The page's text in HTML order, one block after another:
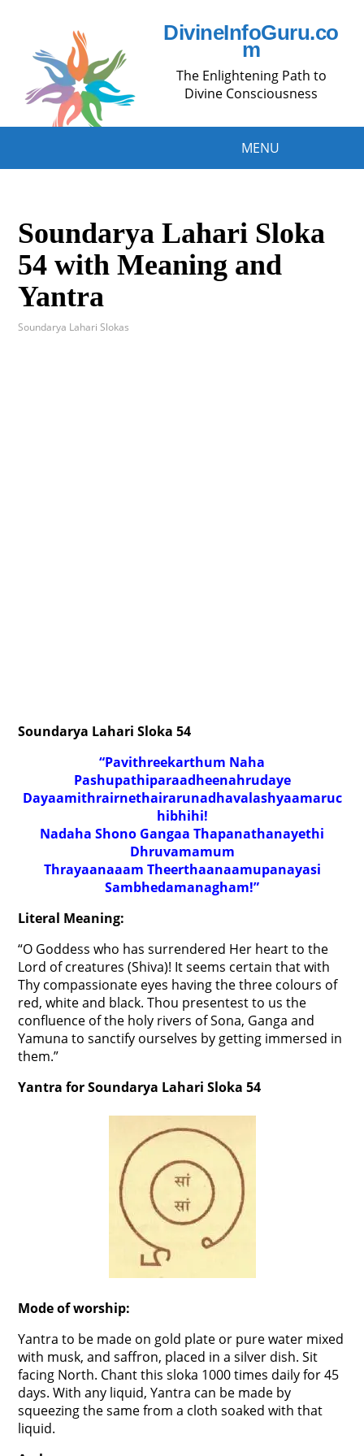
DivineInfoGuru.co
m
The Enlightening Path to
Divine Consciousness
MENU
Soundarya Lahari Sloka
54 with Meaning and
Yantra
Soundarya Lahari Slokas
Soundarya Lahari Sloka 54
“Pavithreekarthum Naha
Pashupathiparaadheenahrudaye
Dayaamithrairnethairarunadhavalashyaamaruc
hibhihi!
Nadaha Shono Gangaa Thapanathanayethi
Dhruvamamum
Thrayaanaaam Theerthaanaamupanayasi
Sambhedamanagham!”
Literal Meaning:
“O Goddess who has surrendered Her heart to the
Lord of creatures (Shiva)! It seems certain that with
Thy compassionate eyes having the three colours of
red, white and black. Thou presentest to us the
confluence of the holy rivers of Sona, Ganga and
Yamuna to sanctify ourselves by getting immersed in
them.”
Yantra for Soundarya Lahari Sloka 54
Mode of worship:
Yantra to be made on gold plate or pure water mixed
with musk, and saffron, placed in a silver dish. Sit
facing North. Chant this sloka 1000 times daily for 45
days. With any liquid, Yantra can be made by
squeezing the same from a cloth soaked with that
liquid.